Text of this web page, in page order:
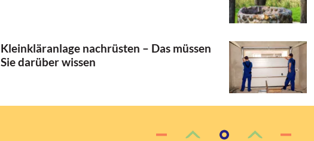
Kleinkläranlage nachrüsten – Das müssen
Sie darüber wissen